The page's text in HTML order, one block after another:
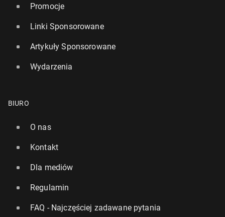
Promocje
Linki Sponsorowane
Artykuły Sponsorowane
Wydarzenia
BIURO
O nas
Kontakt
Dla mediów
Regulamin
FAQ - Najczęściej zadawane pytania